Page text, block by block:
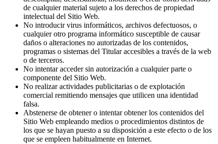
de cualquier material sujeto a los derechos de propiedad
intelectual del Sitio Web.
No introducir virus informáticos, archivos defectuosos, o
cualquier otro programa informático susceptible de causar
daños o alteraciones no autorizadas de los contenidos,
programas o sistemas del Titular accesibles a través de la web
o de terceros.
No intentar acceder sin autorización a cualquier parte o
componente del Sitio Web.
No realizar actividades publicitarias o de explotación
comercial remitiendo mensajes que utilicen una identidad
falsa.
Abstenerse de obtener o intentar obtener los contenidos del
Sitio Web empleando medios o procedimientos distintos de
los que se hayan puesto a su disposición a este efecto o de los
que se empleen habitualmente en Internet.